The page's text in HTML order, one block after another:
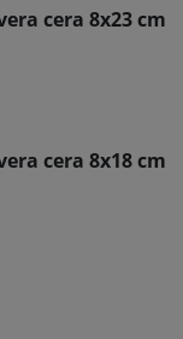
cera 8x23 cm
cera 8x18 cm